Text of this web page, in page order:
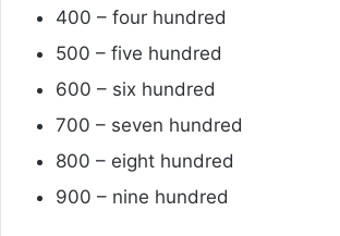
400 – four hundred
500 – five hundred
600 – six hundred
700 – seven hundred
800 – eight hundred
900 – nine hundred